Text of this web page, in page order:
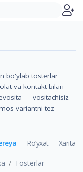
bo'ylab tosterlar
va kontakt bilan
— vositachisiz
variantni tez
Tosterlar
Ro‘yxat Xarita